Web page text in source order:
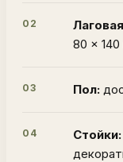
02
80 ×
03 Пол:
04 Стойки: